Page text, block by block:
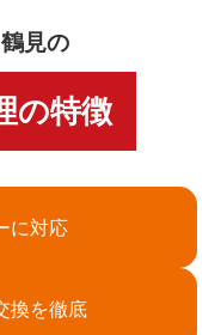
見の
の特徴
に対応
換を徹底